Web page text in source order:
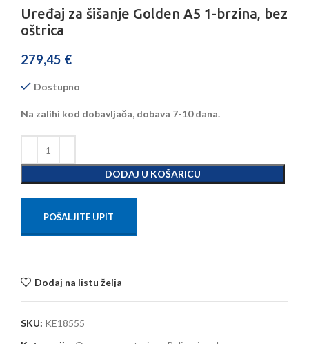
Uređaj za šišanje Golden A5 1-brzina, bez
oštrica
279,45 €
Dostupno
Na zalihi kod dobavljača, dobava 7-10 dana.
DODAJ U KOŠARICU
POŠALJITE UPIT
Dodaj na listu želja
SKU: KE18555